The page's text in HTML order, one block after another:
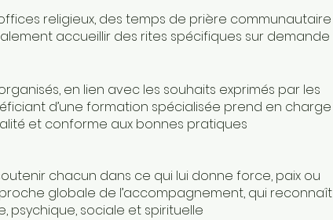
religieux, des temps de prière communautaire
accueillir des rites spécifiques sur demande
en lien avec les souhaits exprimés par les
d’une formation spécialisée prend en charge
et conforme aux bonnes pratiques
chacun dans ce qui lui donne force, paix ou
globale de l’accompagnement, qui reconnaît
psychique, sociale et spirituelle